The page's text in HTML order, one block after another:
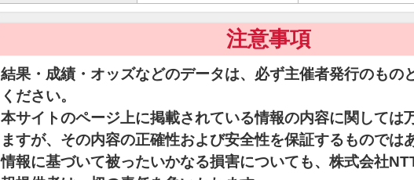
注意事項
結果・成績・オッズなどのデータは、必ず主催者発行のもの
ください。
本サイトのページ上に掲載されている情報の内容に関しては
ますが、その内容の正確性および安全性を保証するものでは
情報に基づいて被ったいかなる損害についても、株式会社